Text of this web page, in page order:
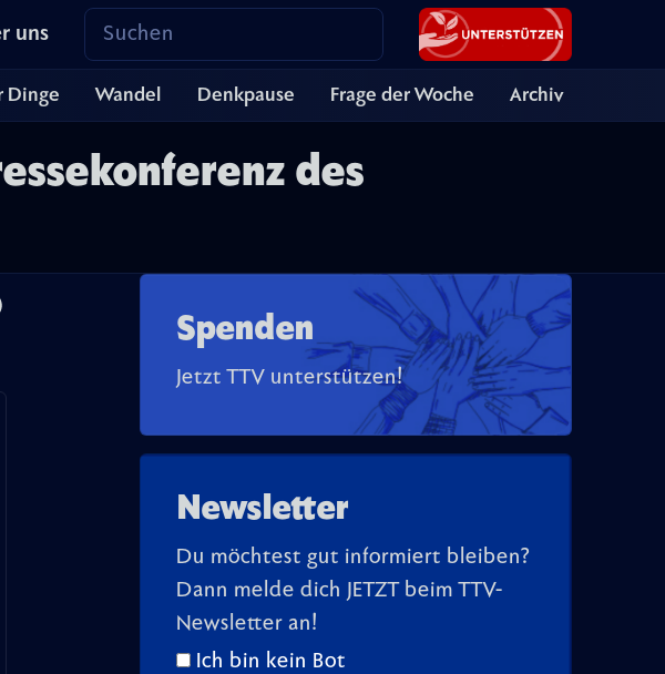
uns
Dinge Wandel Denkpause Frage der Woche Archiv
des
Spenden
Jetzt TTV unterstützen!
Newsletter
Du möchtest gut informiert bleiben?
Dann melde dich JETZT beim TTV-
Newsletter an!
Ich bin kein Bot